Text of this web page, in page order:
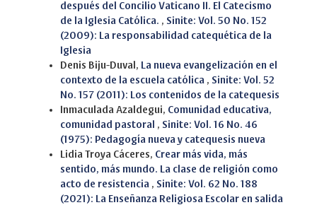
después del Concilio Vaticano II. El Catecismo
de la Iglesia Católica. , Sinite: Vol. 50 No. 152
(2009): La responsabilidad catequética de la
Iglesia
Denis Biju-Duval, La nueva evangelización en el
contexto de la escuela católica , Sinite: Vol. 52
No. 157 (2011): Los contenidos de la catequesis
Inmaculada Azaldegui, Comunidad educativa,
comunidad pastoral , Sinite: Vol. 16 No. 46
(1975): Pedagogía nueva y catequesis nueva
Lidia Troya Cáceres, Crear más vida, más
sentido, más mundo. La clase de religión como
acto de resistencia , Sinite: Vol. 62 No. 188
(2021): La Enseñanza Religiosa Escolar en salida